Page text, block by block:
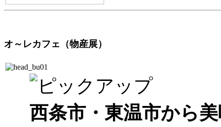
オ～レカフェ（物産展）
西条市・東温市から